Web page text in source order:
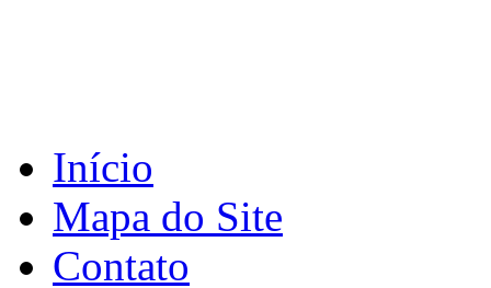
Início
Mapa do Site
Contato